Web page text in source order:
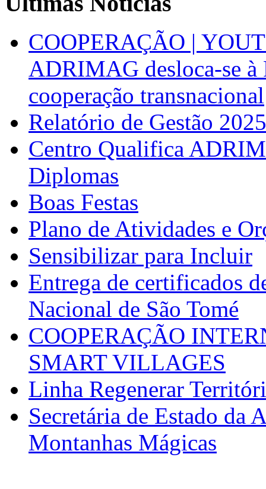
COOPERAÇÃO |
ADRIMAG desloca-se
cooperação transnacional
Relatório de Gestão 2025
Centro Qualifica
Diplomas
Boas Festas
Plano de Atividades e
Sensibilizar para Incluir
Entrega de certificados
Nacional de São Tomé
COOPERAÇÃO
SMART VILLAGES
Linha Regenerar
Secretária de Estado da
Montanhas Mágicas